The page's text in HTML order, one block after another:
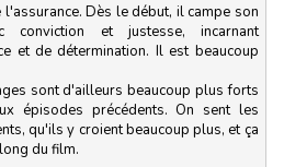
Dès le début, il campe son
conviction et justesse, incarnant
et de détermination. Il est beaucoup
sont d'ailleurs beaucoup plus forts
épisodes précédents. On sent les
qu'ils y croient beaucoup plus, et ça
du film.